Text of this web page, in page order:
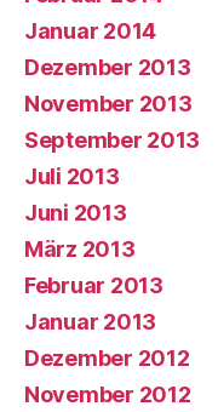
Januar 2014
Dezember 2013
November 2013
September 2013
Juli 2013
Juni 2013
März 2013
Februar 2013
Januar 2013
Dezember 2012
November 2012